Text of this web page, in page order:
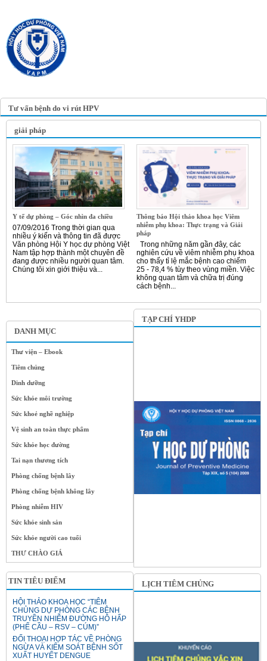
Tư vấn bệnh do vi rút HPV
DANH MỤC
Thư viện – Ebook
Tiêm chủng
Dinh dưỡng
Sức khỏe môi trường
Sức khoẻ nghề nghiệp
Vệ sinh an toàn thực phẩm
Sức khỏe học đường
Tai nạn thương tích
Phòng chống bệnh lây
Phòng chống bệnh không lây
Phòng nhiễm HIV
Sức khỏe sinh sản
Sức khỏe người cao tuổi
THƯ CHÀO GIÁ
TIN TIÊU ĐIỂM
HỘI THẢO KHOA HỌC “TIÊM
CHỦNG DỰ PHÒNG CÁC BỆNH
TRUYỀN NHIỄM ĐƯỜNG HÔ HẤP
(PHẾ CẦU – RSV – CÚM)”
ĐỐI THOẠI HỢP TÁC VỀ PHÒNG
NGỪA VÀ KIỂM SOÁT BỆNH SỐT
XUẤT HUYẾT DENGUE
giải pháp
Y tế dự phòng – Góc nhìn đa chiều
07/09/2016 Trong thời gian qua
nhiều ý kiến và thông tin đã được
Văn phòng Hội Y học dự phòng Việt
Nam tập hợp thành một chuyên đề
đang được nhiều người quan tâm.
Chúng tôi xin giới thiệu và...
Thông báo Hội thảo khoa học Viêm
nhiễm phụ khoa: Thực trạng và Giải
pháp
Trong những năm gần đây, các
nghiên cứu về viêm nhiễm phụ khoa
cho thấy tỉ lệ mắc bệnh cao chiếm
25 - 78,4 % tùy theo vùng miền. Việc
không quan tâm và chữa trị đúng
cách bệnh...
TẠP CHÍ YHDP
LỊCH TIÊM CHỦNG